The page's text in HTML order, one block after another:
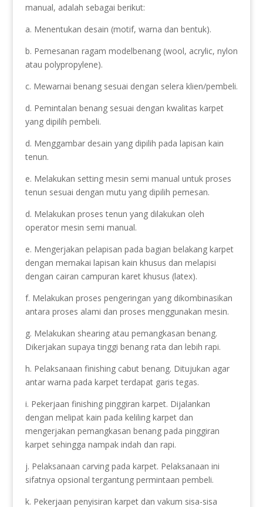
manual, adalah sebagai berikut:
a. Menentukan desain (motif, warna dan bentuk).
b. Pemesanan ragam modelbenang (wool, acrylic, nylon
atau polypropylene).
c. Mewarnai benang sesuai dengan selera klien/pembeli.
d. Pemintalan benang sesuai dengan kwalitas karpet
yang dipilih pembeli.
d. Menggambar desain yang dipilih pada lapisan kain
tenun.
e. Melakukan setting mesin semi manual untuk proses
tenun sesuai dengan mutu yang dipilih pemesan.
d. Melakukan proses tenun yang dilakukan oleh
operator mesin semi manual.
e. Mengerjakan pelapisan pada bagian belakang karpet
dengan memakai lapisan kain khusus dan melapisi
dengan cairan campuran karet khusus (latex).
f. Melakukan proses pengeringan yang dikombinasikan
antara proses alami dan proses menggunakan mesin.
g. Melakukan shearing atau pemangkasan benang.
Dikerjakan supaya tinggi benang rata dan lebih rapi.
h. Pelaksanaan finishing cabut benang. Ditujukan agar
antar warna pada karpet terdapat garis tegas.
i. Pekerjaan finishing pinggiran karpet. Dijalankan
dengan melipat kain pada keliling karpet dan
mengerjakan pemangkasan benang pada pinggiran
karpet sehingga nampak indah dan rapi.
j. Pelaksanaan carving pada karpet. Pelaksanaan ini
sifatnya opsional tergantung permintaan pembeli.
k. Pekerjaan penyisiran karpet dan vakum sisa-sisa